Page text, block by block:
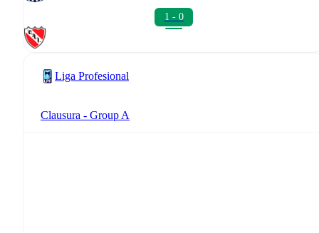
1 - 0
Liga Profesional
Clausura - Group A